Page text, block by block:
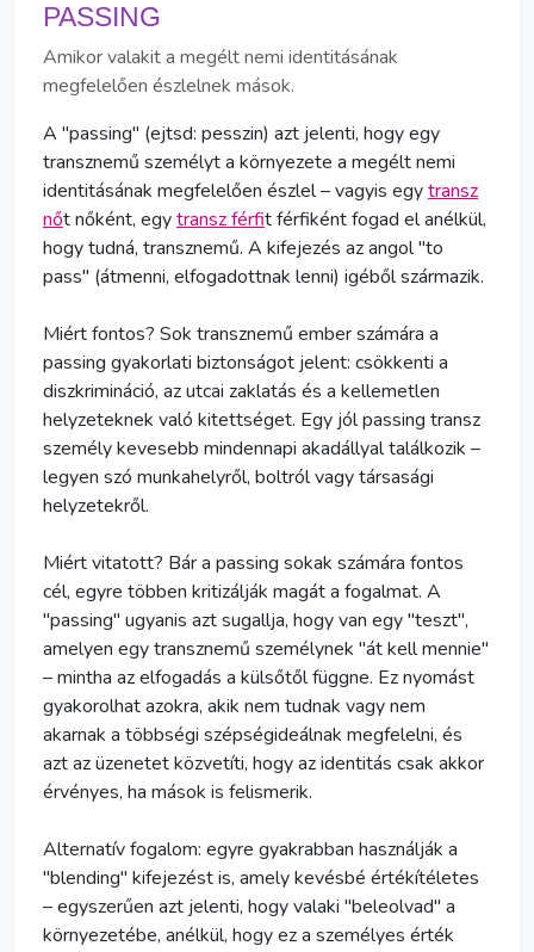
PASSING
Amikor valakit a megélt nemi identitásának
megfelelően észlelnek mások.
A "passing" (ejtsd: pesszin) azt jelenti, hogy egy
transznemű személyt a környezete a megélt nemi
identitásának megfelelően észlel – vagyis egytransz
nőt nőként, egytransz férfit férfiként fogad el anélkül,
hogy tudná, transznemű. A kifejezés az angol "to
pass" (átmenni, elfogadottnak lenni) igéből származik.
Miért fontos? Sok transznemű ember számára a
passing gyakorlati biztonságot jelent: csökkenti a
diszkrimináció, az utcai zaklatás és a kellemetlen
helyzeteknek való kitettséget. Egy jól passing transz
személy kevesebb mindennapi akadállyal találkozik –
legyen szó munkahelyről, boltról vagy társasági
helyzetekről.
Miért vitatott? Bár a passing sokak számára fontos
cél, egyre többen kritizálják magát a fogalmat. A
"passing" ugyanis azt sugallja, hogy van egy "teszt",
amelyen egy transznemű személynek "át kell mennie"
– mintha az elfogadás a külsőtől függne. Ez nyomást
gyakorolhat azokra, akik nem tudnak vagy nem
akarnak a többségi szépségideálnak megfelelni, és
azt az üzenetet közvetíti, hogy az identitás csak akkor
érvényes, ha mások is felismerik.
Alternatív fogalom: egyre gyakrabban használják a
"blending" kifejezést is, amely kevésbé értékítéletes
– egyszerűen azt jelenti, hogy valaki "beleolvad" a
környezetébe, anélkül, hogy ez a személyes érték